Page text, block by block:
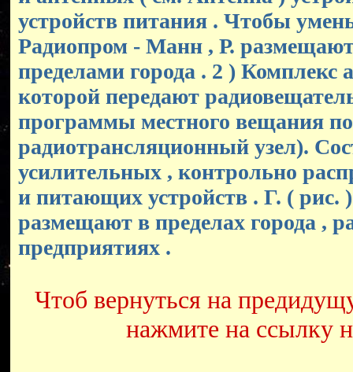
устройств питания . Чтобы
Радиопром - Манн , Р.
пределами города . 2 ) Комплекс
которой передают
программы местного вещания
радиотрансляционный узел).
усилительных , контрольно
и питающих устройств . Г. ( рис.
размещают в пределах города ,
предприятиях .
Чтоб вернуться на
нажмите на ссылку